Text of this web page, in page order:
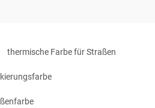
thermische Farbe für Straßen